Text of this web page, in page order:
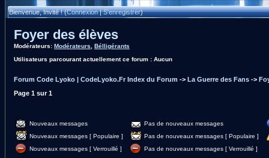
Bienvenue, Invité ! (Connexion|S'enregistrer)
Foyer des élèves
Modérateurs: Modérateurs
Bélligérants
Utilisateurs parcourant actuellement ce forum : Aucun
Forum Code Lyoko | CodeLyoko.Fr Index du Forum -> La Guerre des Fans ->
Page 1 sur1
Nouveaux messages
Pas de nouveaux messages
Nouveaux messages [ Populaire ]
Pas de nouveaux messages [ Populaire ]
Nouveaux messages [ Verrouillé ]
Pas de nouveaux messages [ Verrouillé ]